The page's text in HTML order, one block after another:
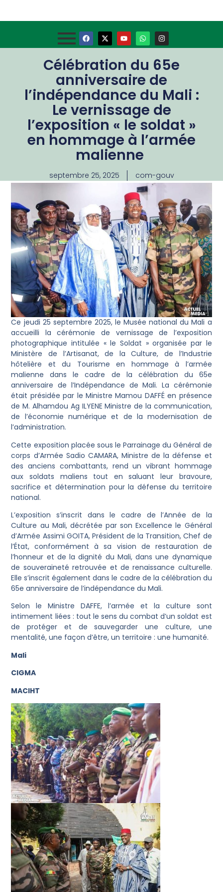
Célébration du 65e
anniversaire de
l’indépendance du Mali :
Le vernissage de
l’exposition « le soldat »
en hommage à l’armée
malienne
septembre 25, 2025 com-gouv
Ce jeudi 25 septembre 2025, le Musée national du Mali a
accueilli la cérémonie de vernissage de l’exposition
photographique intitulée « le Soldat » organisée par le
Ministère de l’Artisanat, de la Culture, de l’Industrie
hôtelière et du Tourisme en hommage à l’armée
malienne dans le cadre de la célébration du 65e
anniversaire de l’Indépendance de Mali. La cérémonie
était présidée par le Ministre Mamou DAFFÉ en présence
de M. Alhamdou Ag ILYENE Ministre de la communication,
de l’économie numérique et de la modernisation de
l’administration.
Cette exposition placée sous le Parrainage du Général de
corps d’Armée Sadio CAMARA, Ministre de la défense et
des anciens combattants, rend un vibrant hommage
aux soldats maliens tout en saluant leur bravoure,
sacrifice et détermination pour la défense du territoire
national.
L’exposition s’inscrit dans le cadre de l’Année de la
Culture au Mali, décrétée par son Excellence le Général
d’Armée Assimi GOITA, Président de la Transition, Chef de
l’État, conformément à sa vision de restauration de
l’honneur et de la dignité du Mali, dans une dynamique
de souveraineté retrouvée et de renaissance culturelle.
Elle s’inscrit également dans le cadre de la célébration du
65e anniversaire de l’indépendance du Mali.
Selon le Ministre DAFFE, l’armée et la culture sont
intimement liées : tout le sens du combat d’un soldat est
de protéger et de sauvegarder une culture, une
mentalité, une façon d’être, un territoire : une humanité.
Mali
CIGMA
MACIHT